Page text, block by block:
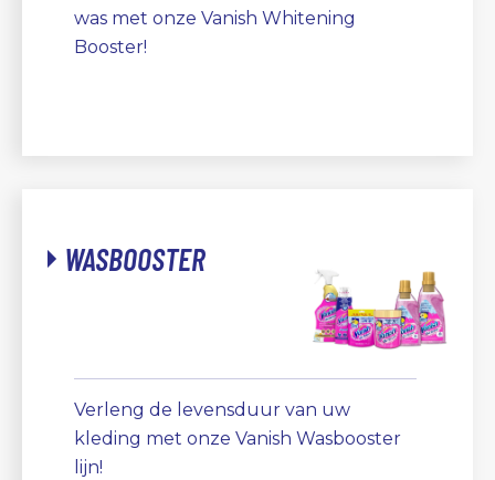
was met onze Vanish Whitening
Booster!
WASBOOSTER
Verleng de levensduur van uw
kleding met onze Vanish Wasbooster
lijn!